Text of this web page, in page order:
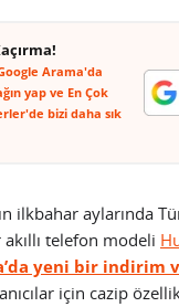
Arama'da
yap ve En Çok
bizi daha sık
ilkbahar aylarında
telefon modeli
yeni bir indirim
için cazip